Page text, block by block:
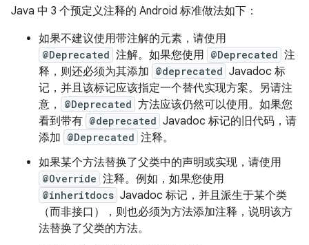
Java 中 3 个预定义注释的 Android 标准做法如下：
如果不建议使用带注解的元素，请使用
@Deprecated 注解。如果您使用 @Deprecated 注
释，则还必须为其添加 @deprecated Javadoc 标
记，并且该标记应该指定一个替代实现方案。另请注
意，
@Deprecated 方法应该仍然可以使用。 如果您
看到带有 @deprecated Javadoc 标记的旧代码，请
添加 @Deprecated 注释。
如果某个方法替换了父类中的声明或实现，请使用
@Override 注释。例如，如果您使用
@inheritdocs Javadoc 标记，并且派生于某个类
（而非接口），则也必须为方法添加注释，说明该方
法替换了父类的方法。